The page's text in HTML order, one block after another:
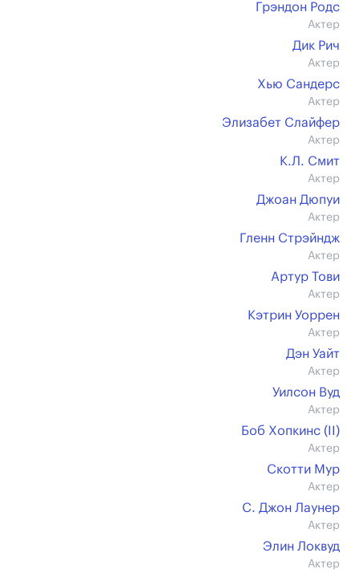
Грэндон Родс
Актер
Дик Рич
Актер
Хью Сандерс
Актер
Элизабет Слайфер
Актер
К.Л. Смит
Актер
Джоан Дюпуи
Актер
Гленн Стрэйндж
Актер
Артур Тови
Актер
Кэтрин Уоррен
Актер
Дэн Уайт
Актер
Уилсон Вуд
Актер
Боб Хопкинс (II)
Актер
Скотти Мур
Актер
С. Джон Лаунер
Актер
Элин Локвуд
Актер